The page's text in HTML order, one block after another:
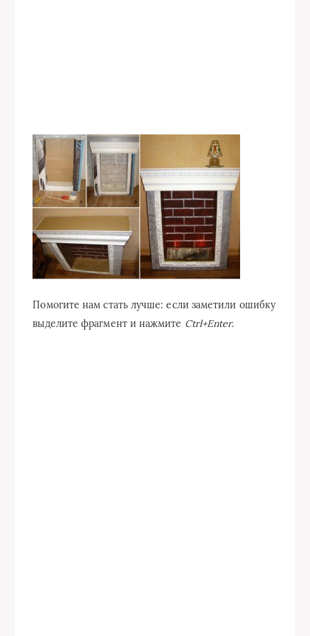
Помогите нам стать лучше: если заметили ошибку
выделите фрагмент и нажмите Ctrl+Enter.